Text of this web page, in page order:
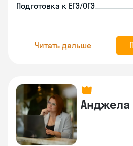
Подготовка к ЕГЭ/ОГЭ
Читать дальше
Анджела